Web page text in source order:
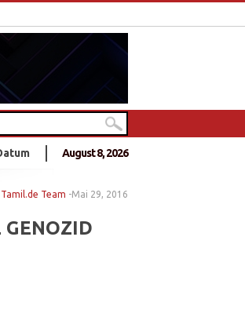
August 8, 2026
Mai 29, 2016
Tamil.de Team -